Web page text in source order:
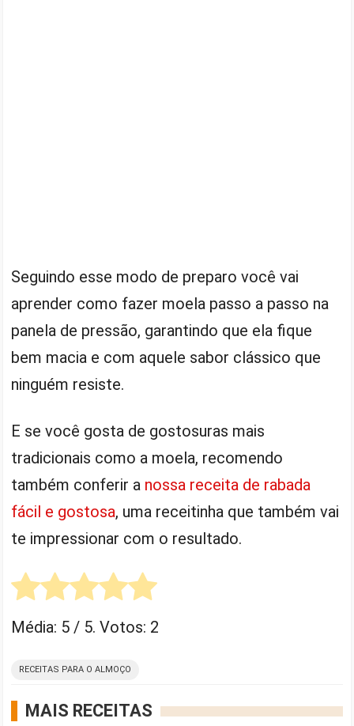
Seguindo esse modo de preparo você vai
aprender como fazer moela passo a passo na
panela de pressão, garantindo que ela fique
bem macia e com aquele sabor clássico que
ninguém resiste.
E se você gosta de gostosuras mais
tradicionais como a moela, recomendo
também conferir a nossa receita de rabada
fácil e gostosa, uma receitinha que também vai
te impressionar com o resultado.
Média: 5 / 5. Votos: 2
RECEITAS PARA O ALMOÇO
MAIS RECEITAS